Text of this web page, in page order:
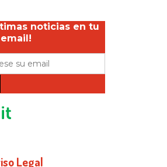
noticias en tu
email!
Legal